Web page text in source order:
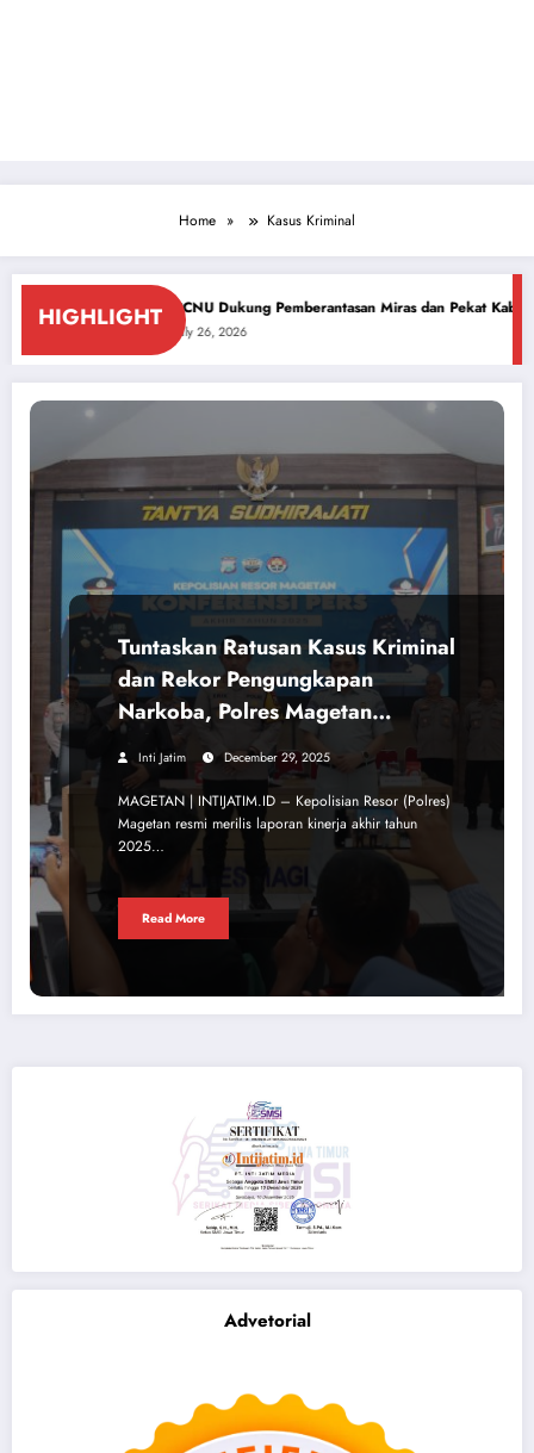
Home Kasus Kriminal
HIGHLIGHT
ke-81 RI PCNU Dukung Pemberantasan Miras dan Pekat Kabupaten
July 26, 2026
Tuntaskan Ratusan Kasus Kriminal
dan Rekor Pengungkapan
Narkoba, Polres Magetan
Beberkan Capaian Kinerja 2025
Inti Jatim December 29, 2025
MAGETAN | INTIJATIM.ID – Kepolisian Resor (Polres)
Magetan resmi merilis laporan kinerja akhir tahun
2025…
Read More
Advetorial